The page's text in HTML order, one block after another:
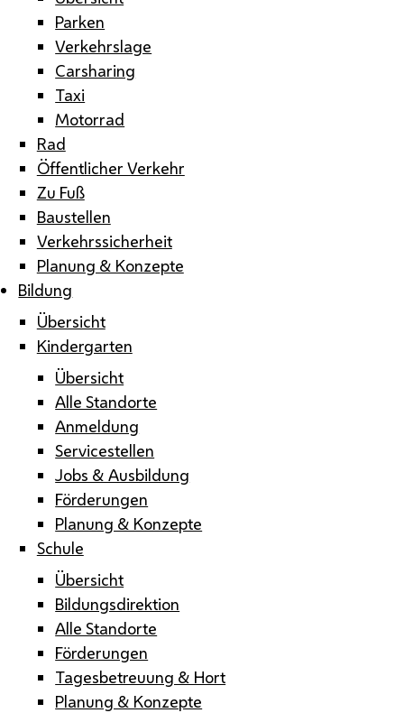
Parken
Verkehrslage
Carsharing
Taxi
Motorrad
Rad
Öffentlicher Verkehr
Zu Fuß
Baustellen
Verkehrssicherheit
Planung & Konzepte
Bildung
Übersicht
Kindergarten
Übersicht
Alle Standorte
Anmeldung
Servicestellen
Jobs & Ausbildung
Förderungen
Planung & Konzepte
Schule
Übersicht
Bildungsdirektion
Alle Standorte
Förderungen
Tagesbetreuung & Hort
Planung & Konzepte